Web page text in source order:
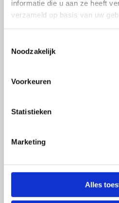
informatie die u aan ze heeft
verzameld op basis van uw
Noodzakelijk
Voorkeuren
Statistieken
Marketing
Alles
Ondernemen
Auto van de zaak
Btw verleggen
Laag btw-tarief
OnderhoudNL en
Privacywetgeving (AVG)
Resultaatgericht
Scholen